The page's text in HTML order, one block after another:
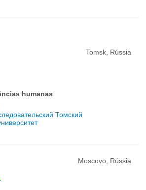
Tomsk, Rússia
humanas
Томский
Moscovo, Rússia